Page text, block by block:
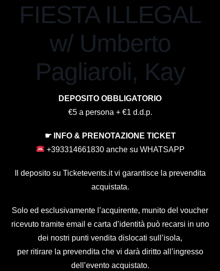
FIESTA ILLEGAL
w/ Umberto
Pagliaroli, Kay
DEPOSITO OBBLIGATORIO
€5 a persona + €1 d.d.p.
☛ INFO & PRENOTAZIONE TICKET
+393314661830 anche su WHATSAPP
Il deposito su Ticketevents.itvi garantisce la prevendita
acquistata.
Solo ed esclusivamente l’acquirente, munito del voucher
ricevuto tramite email e carta d’identità può recarsi in uno
dei nostri punti vendita dislocati sull’isola,
per ritirare la prevendita che vi darà diritto all’ingresso
dell’evento acquistato.